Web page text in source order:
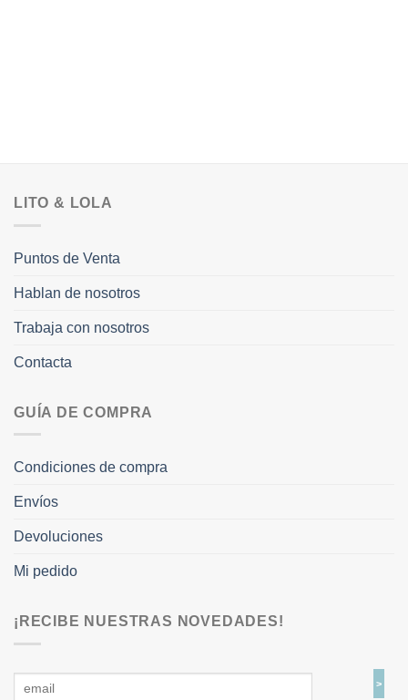
LITO & LOLA
Puntos de Venta
Hablan de nosotros
Trabaja con nosotros
Contacta
GUÍA DE COMPRA
Condiciones de compra
Envíos
Devoluciones
Mi pedido
¡RECIBE NUESTRAS NOVEDADES!